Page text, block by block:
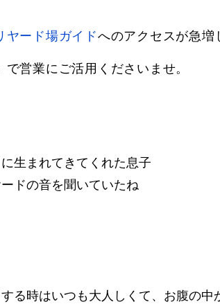
ヤード場ガイドへのアクセスが急増
で営業にご活用くださいませ。
生まれてきてくれた息子
ドの音を聞いていたね
る時はいつも大人しくて、お腹の中